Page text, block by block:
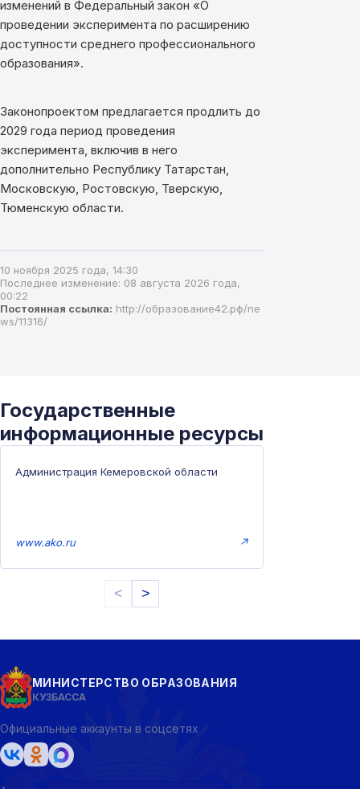
изменений в Федеральный закон «О
проведении эксперимента по расширению
доступности среднего профессионального
образования».
Законопроектом предлагается продлить до
2029 года период проведения
эксперимента, включив в него
дополнительно Республику Татарстан,
Московскую, Ростовскую, Тверскую,
Тюменскую области.
10 ноября 2025 года, 14:30
Последнее изменение: 08 августа 2026 года,
00:22
Постоянная ссылка: http://образование42.рф/ne
ws/11316/
Государственные
информационные ресурсы
Администрация Кемеровской области
www.ako.ru ↗
< >
МИНИСТЕРСТВО ОБРАЗОВАНИЯ
КУЗБАССА
Официальные аккаунты в соцсетях